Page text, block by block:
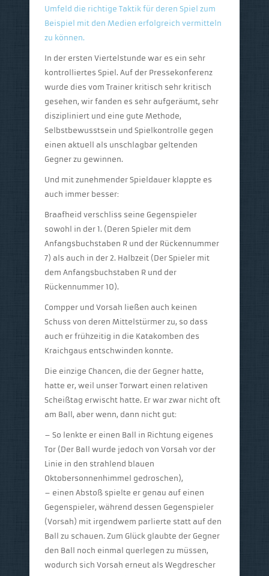
Umfeld die richtige Taktik für deren Spiel zum
Beispiel mit den Medien erfolgreich vermitteln
zu können.
In der ersten Viertelstunde war es ein sehr
kontrolliertes Spiel. Auf der Pressekonferenz
wurde dies vom Trainer kritisch sehr kritisch
gesehen, wir fanden es sehr aufgeräumt, sehr
diszipliniert und eine gute Methode,
Selbstbewusstsein und Spielkontrolle gegen
einen aktuell als unschlagbar geltenden
Gegner zu gewinnen.
Und mit zunehmender Spieldauer klappte es
auch immer besser:
Braafheid verschliss seine Gegenspieler
sowohl in der 1. (Deren Spieler mit dem
Anfangsbuchstaben R und der Rückennummer
7) als auch in der 2. Halbzeit (Der Spieler mit
dem Anfangsbuchstaben R und der
Rückennummer 10).
Compper und Vorsah ließen auch keinen
Schuss von deren Mittelstürmer zu, so dass
auch er frühzeitig in die Katakomben des
Kraichgaus entschwinden konnte.
Die einzige Chancen, die der Gegner hatte,
hatte er, weil unser Torwart einen relativen
Scheißtag erwischt hatte. Er war zwar nicht oft
am Ball, aber wenn, dann nicht gut:
– So lenkte er einen Ball in Richtung eigenes
Tor (Der Ball wurde jedoch von Vorsah vor der
Linie in den strahlend blauen
Oktobersonnenhimmel gedroschen),
– einen Abstoß spielte er genau auf einen
Gegenspieler, während dessen Gegenspieler
(Vorsah) mit irgendwem parlierte statt auf den
Ball zu schauen. Zum Glück glaubte der Gegner
den Ball noch einmal querlegen zu müssen,
wodurch sich Vorsah erneut als Wegdrescher